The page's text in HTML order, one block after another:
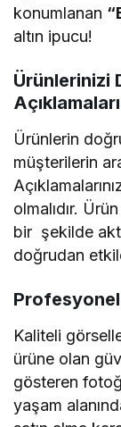
konumlanan
altın ipucu!
Ürünlerinizi
Ürünlerin
müşterilerin
olmalıdır.
bir şekilde
doğrudan
Profesyonel
Kaliteli
ürüne olan
gösteren
yaşam